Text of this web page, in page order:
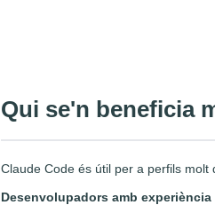
Qui se'n beneficia
Claude Code és útil per a perfils molt
Desenvolupadors amb experiència